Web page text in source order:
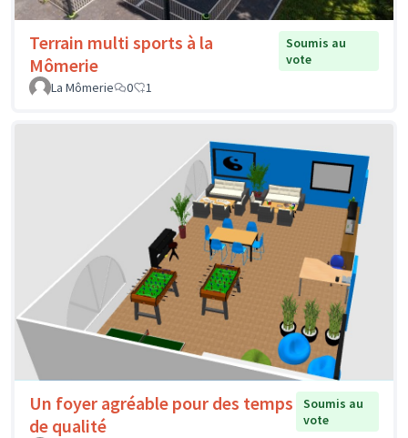
Terrain multi sports à la
Mômerie
Soumis au
vote
La Mômerie
0 1
Un foyer agréable pour des temps
de qualité
Soumis au
vote